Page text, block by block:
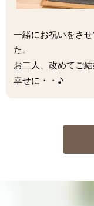
一緒にお祝いをさ
た。
お二人、改めてご
幸せに・・♪